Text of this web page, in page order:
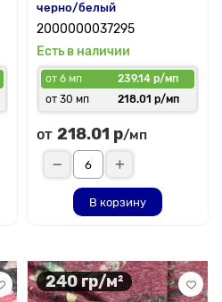
черно/белый
2000000037295
Есть в наличии
от 6 мп
239.14 р/мп
от 30 мп
218.01 р/мп
от 218.01 р/мп
В корзину
240 гр/м²